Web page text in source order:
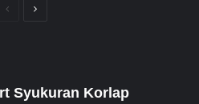
PreviousNext
Syukuran Korlap